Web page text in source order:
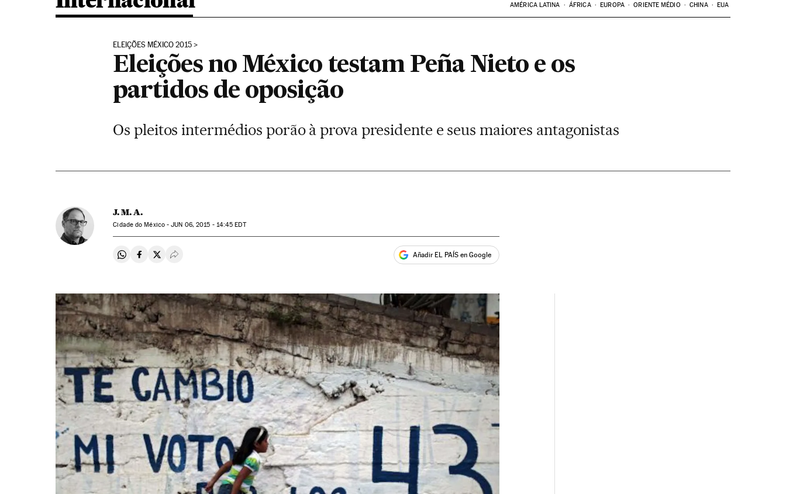
AMÉRICA LATINA ÁFRICA EUROPA ORIENTE MÉDIO CHINA EUA
ELEIÇÕES MÉXICO 2015
Eleições no México testam Peña Nieto e os
partidos de oposição
Os pleitos intermédios porão à prova presidente e seus maiores antagonistas
J. M. A.
Cidade do México -JUN 06, 2015 - 14:45 EDT
Compartir en Whatsapp
Compartir en Facebook
Compartir en Twitter
Desplegar Redes Sociales Añadir EL PAÍS en Google